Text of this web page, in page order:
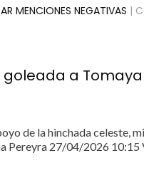
MENCIONES NEGATIVAS |
goleada a
de la hinchada celeste,
Pereyra 27/04/2026